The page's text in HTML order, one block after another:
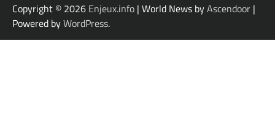
Copyright © 2026 Enjeux.info | World News byAscendoor |
Powered byWordPress.